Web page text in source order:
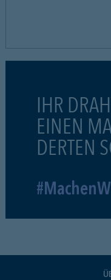
IHR
EINEN
DERTEN